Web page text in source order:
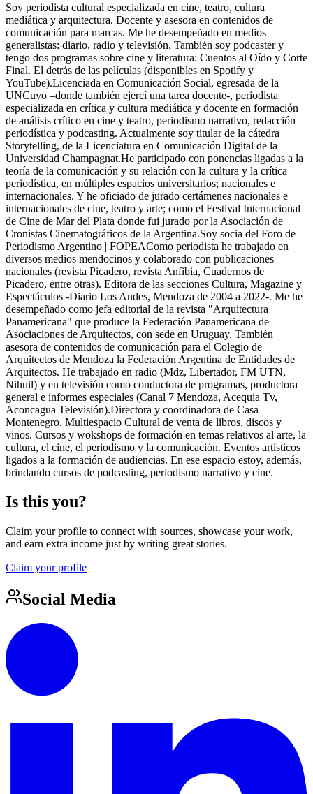
Soy periodista cultural especializada en cine, teatro, cultura
mediática y arquitectura. Docente y asesora en contenidos de
comunicación para marcas. Me he desempeñado en medios
generalistas: diario, radio y televisión. También soy podcaster y
tengo dos programas sobre cine y literatura: Cuentos al Oído y Corte
Final. El detrás de las películas (disponibles en Spotify y
YouTube).Licenciada en Comunicación Social, egresada de la
UNCuyo –donde también ejercí una tarea docente-, periodista
especializada en crítica y cultura mediática y docente en formación
de análisis crítico en cine y teatro, periodismo narrativo, redacción
periodística y podcasting. Actualmente soy titular de la cátedra
Storytelling, de la Licenciatura en Comunicación Digital de la
Universidad Champagnat.He participado con ponencias ligadas a la
teoría de la comunicación y su relación con la cultura y la crítica
periodística, en múltiples espacios universitarios; nacionales e
internacionales. Y he oficiado de jurado certámenes nacionales e
internacionales de cine, teatro y arte; como el Festival Internacional
de Cine de Mar del Plata donde fui jurado por la Asociación de
Cronistas Cinematográficos de la Argentina.Soy socia del Foro de
Periodismo Argentino | FOPEAComo periodista he trabajado en
diversos medios mendocinos y colaborado con publicaciones
nacionales (revista Picadero, revista Anfibia, Cuadernos de
Picadero, entre otras). Editora de las secciones Cultura, Magazine y
Espectáculos -Diario Los Andes, Mendoza de 2004 a 2022-. Me he
desempeñado como jefa editorial de la revista "Arquitectura
Panamericana" que produce la Federación Panamericana de
Asociaciones de Arquitectos, con sede en Uruguay. También
asesora de contenidos de comunicación para el Colegio de
Arquitectos de Mendoza la Federación Argentina de Entidades de
Arquitectos. He trabajado en radio (Mdz, Libertador, FM UTN,
Nihuil) y en televisión como conductora de programas, productora
general e informes especiales (Canal 7 Mendoza, Acequia Tv,
Aconcagua Televisión).Directora y coordinadora de Casa
Montenegro. Multiespacio Cultural de venta de libros, discos y
vinos. Cursos y wokshops de formación en temas relativos al arte, la
cultura, el cine, el periodismo y la comunicación. Eventos artísticos
ligados a la formación de audiencias. En ese espacio estoy, además,
brindando cursos de podcasting, periodismo narrativo y cine.
Is this you?
Claim your profile to connect with sources, showcase your work,
and earn extra income just by writing great stories.
Claim your profile
Social Media